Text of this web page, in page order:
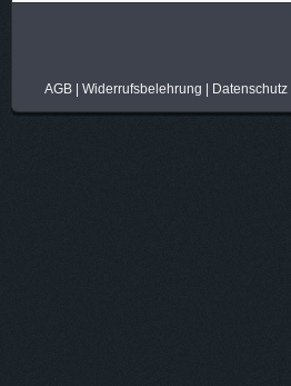
AGB| Widerrufsbelehrung Datenschutz|